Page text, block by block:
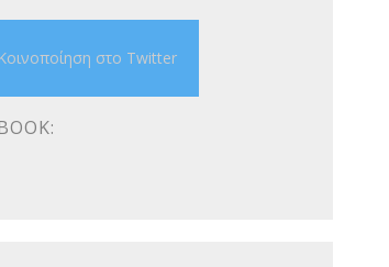
Κοινοποίηση στο Twitter